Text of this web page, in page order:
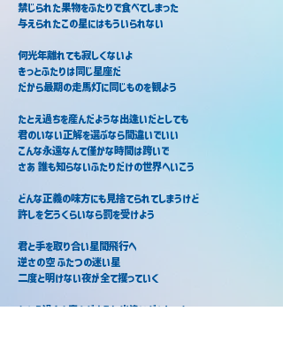
禁じられた果物をふたりで食べてしまった
与えられたこの星にはもういられない
何光年離れても寂しくないよ
きっとふたりは同じ星座だ
だから最期の走馬灯に同じものを観よう
たとえ過ちを産んだような出逢いだとしても
君のいない正解を選ぶなら間違いでいい
こんな永遠なんて僅かな時間は跨いで
さあ 誰も知らないふたりだけの世界へいこう
どんな正義の味方にも見捨てられてしまうけど
許しを乞うくらいなら罰を受けよう
君と手を取り合い星間飛行へ
逆さの空 ふたつの迷い星
二度と明けない夜が全て攫っていく
たとえ過ちを産んだような出逢いだとしても